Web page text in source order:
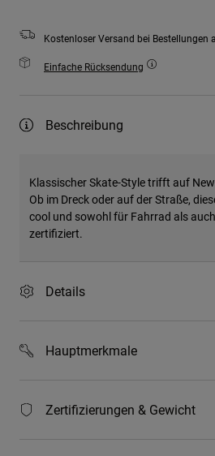
Kostenloser Versand bei Bestellungen
Einfache Rücksendung
Beschreibung
Klassischer Skate-Style trifft auf
Ob im Dreck oder auf der Straße,
cool und sowohl für Fahrrad als
zertifiziert.
Details
Hauptmerkmale
Zertifizierungen & Gewicht